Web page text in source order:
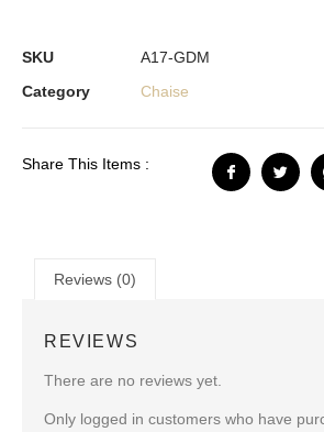
SKU
A17-GDM
Category
Chaise
Share This Items :
Reviews (0)
REVIEWS
There are no reviews yet.
Only logged in customers who have